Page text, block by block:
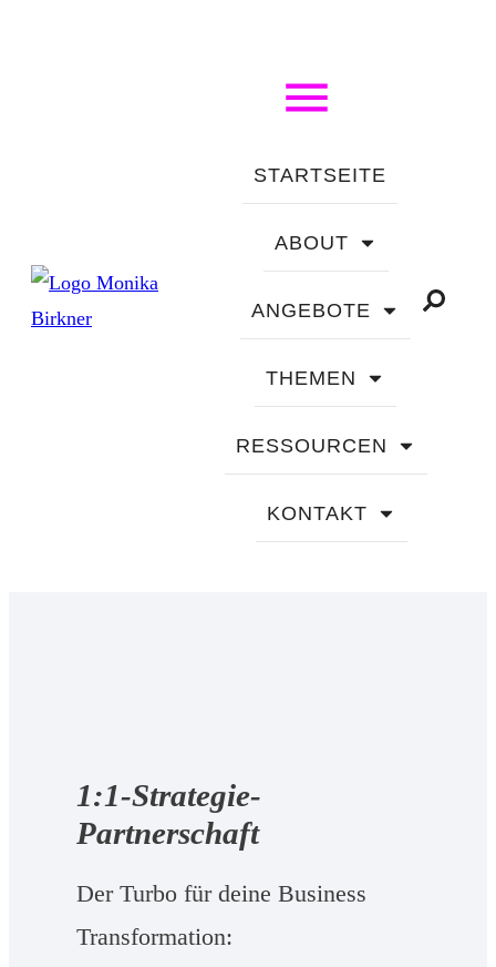
STARTSEITE
ABOUT
ANGEBOTE
THEMEN
RESSOURCEN
KONTAKT
1:1-Strategie-
Partnerschaft
Der Turbo für deine Business
Transformation: